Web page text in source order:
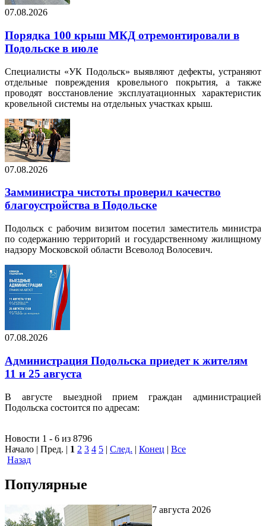
07.08.2026
Порядка 100 крыш МКД отремонтировали в
Подольске в июле
Специалисты «УК Подольск» выявляют дефекты, устраняют
отдельные повреждения кровельного покрытия, а также
проводят восстановление эксплуатационных характеристик
кровельной системы на отдельных участках крыш.
07.08.2026
Замминистра чистоты проверил качество
благоустройства в Подольске
Подольск с рабочим визитом посетил заместитель министра
по содержанию территорий и государственному жилищному
надзору Московской области Всеволод Волосевич.
07.08.2026
Администрация Подольска приедет к жителям
11 и 25 августа
В августе выездной прием граждан администрацией
Подольска состоится по адресам:
Новости 1 - 6 из 8796
Начало | Пред. | 1 2 3 4 5 | След. | Конец | Все
Назад
Популярные
7 августа 2026